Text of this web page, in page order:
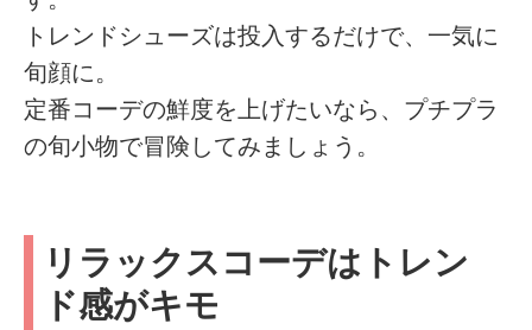
トレンドシューズは投入するだけで、一気に
旬顔に。
定番コーデの鮮度を上げたいなら、プチプラ
の旬小物で冒険してみましょう。
リラックスコーデはトレン
ド感がキモ